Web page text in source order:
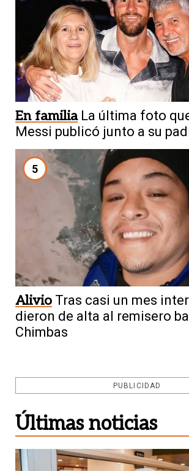
En familia La última foto
Messi publicó junto a su
5
Alivio Tras casi un mes
dieron de alta al remisero
Chimbas
PUBLICIDAD
Últimas noticias